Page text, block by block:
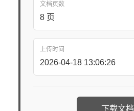
文档页数
8 页
上传时间
2026-04-18 13:06:26
下载文档